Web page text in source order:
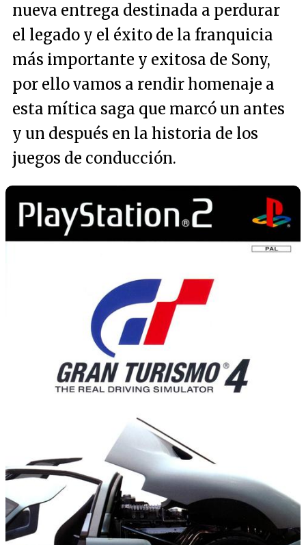
nueva entrega destinada a perdurar
el legado y el éxito de la franquicia
más importante y exitosa de Sony,
por ello vamos a rendir homenaje a
esta mítica saga que marcó un antes
y un después en la historia de los
juegos de conducción.